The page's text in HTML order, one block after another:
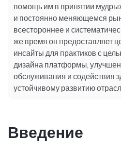
помощь им в принятии
и постоянно меняющемся
всестороннее и
же время он предоставляет
инсайты для практиков с
дизайна платформы,
обслуживания и содействия
устойчивому развитию
Введение